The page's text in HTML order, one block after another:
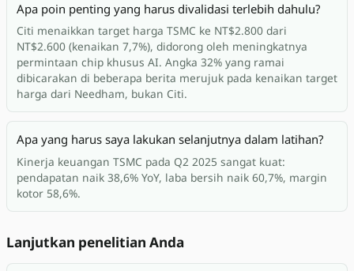
Apa poin penting yang harus divalidasi terlebih dahulu?
Citi menaikkan target harga TSMC ke NT$2.800 dari
NT$2.600 (kenaikan 7,7%), didorong oleh meningkatnya
permintaan chip khusus AI. Angka 32% yang ramai
dibicarakan di beberapa berita merujuk pada kenaikan target
harga dari Needham, bukan Citi.
Apa yang harus saya lakukan selanjutnya dalam latihan?
Kinerja keuangan TSMC pada Q2 2025 sangat kuat:
pendapatan naik 38,6% YoY, laba bersih naik 60,7%, margin
kotor 58,6%.
Lanjutkan penelitian Anda